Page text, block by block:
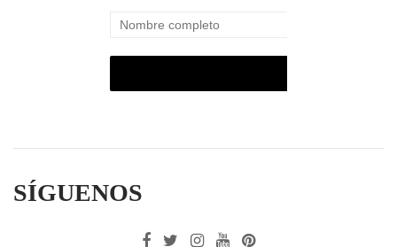
SÍGUENOS